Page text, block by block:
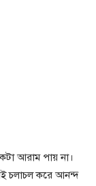
আরাম পায় না।
চলাচল করে আনন্দ